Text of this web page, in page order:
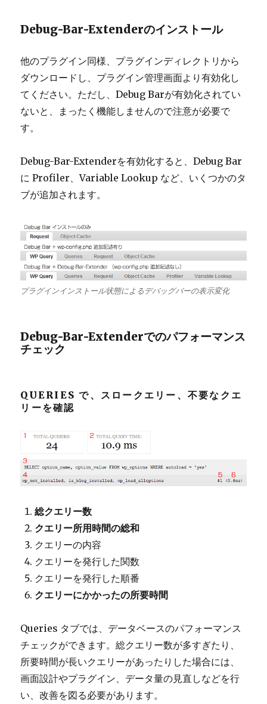
Debug-Bar-Extenderのインストール
他のプラグイン同様、プラグインディレクトリから
ダウンロードし、プラグイン管理画面より有効化し
てください。ただし、Debug Barが有効化されてい
ないと、まったく機能しませんので注意が必要で
す。
Debug-Bar-Extenderを有効化すると、Debug Bar
に Profiler、Variable Lookup など、いくつかのタ
ブが追加されます。
プラグインインストール状態によるデバッグバーの表示変化
Debug-Bar-Extenderでのパフォーマンス
チェック
QUERIES で、スロークエリー、不要なクエ
リーを確認
総クエリー数
クエリー所用時間の総和
クエリーの内容
クエリーを発行した関数
クエリーを発行した順番
クエリーにかかったの所要時間
Queries タブでは、データベースのパフォーマンス
チェックができます。総クエリー数が多すぎたり、
所要時間が長いクエリーがあったりした場合には、
画面設計やプラグイン、データ量の見直しなどを行
い、改善を図る必要があります。